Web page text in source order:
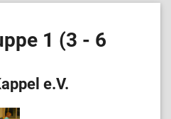
1 (3 - 6
e.V.